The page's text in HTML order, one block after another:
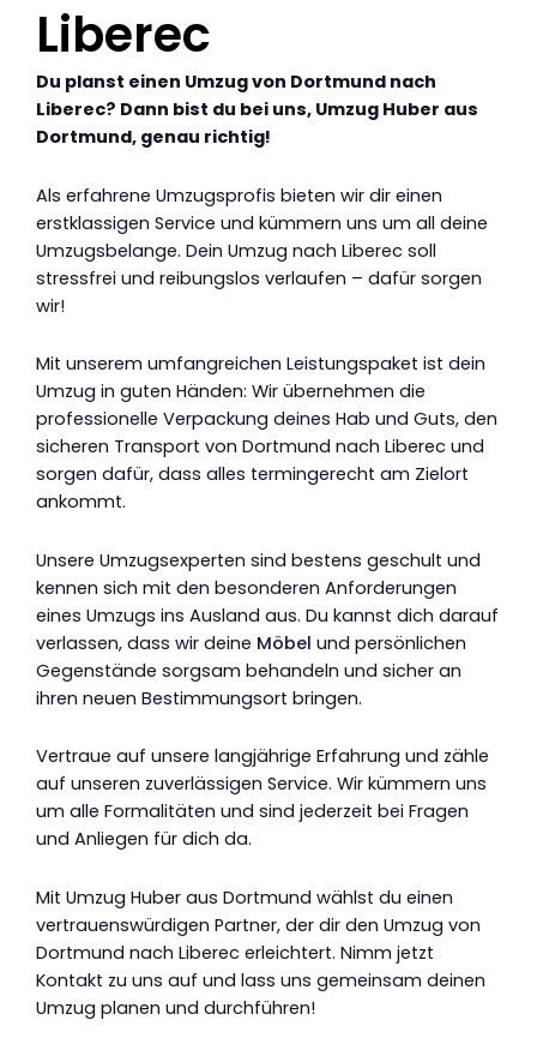
Liberec
Du planst einen Umzug von Dortmund nach
Liberec? Dann bist du bei uns, Umzug Huber aus
Dortmund, genau richtig!
Als erfahrene Umzugsprofis bieten wir dir einen
erstklassigen Service und kümmern uns um all deine
Umzugsbelange. Dein Umzug nach Liberec soll
stressfrei und reibungslos verlaufen – dafür sorgen
wir!
Mit unserem umfangreichen Leistungspaket ist dein
Umzug in guten Händen: Wir übernehmen die
professionelle Verpackung deines Hab und Guts, den
sicheren Transport von Dortmund nach Liberec und
sorgen dafür, dass alles termingerecht am Zielort
ankommt.
Unsere Umzugsexperten sind bestens geschult und
kennen sich mit den besonderen Anforderungen
eines Umzugs ins Ausland aus. Du kannst dich darauf
verlassen, dass wir deine Möbel und persönlichen
Gegenstände sorgsam behandeln und sicher an
ihren neuen Bestimmungsort bringen.
Vertraue auf unsere langjährige Erfahrung und zähle
auf unseren zuverlässigen Service. Wir kümmern uns
um alle Formalitäten und sind jederzeit bei Fragen
und Anliegen für dich da.
Mit Umzug Huber aus Dortmund wählst du einen
vertrauenswürdigen Partner, der dir den Umzug von
Dortmund nach Liberec erleichtert. Nimm jetzt
Kontakt zu uns auf und lass uns gemeinsam deinen
Umzug planen und durchführen!